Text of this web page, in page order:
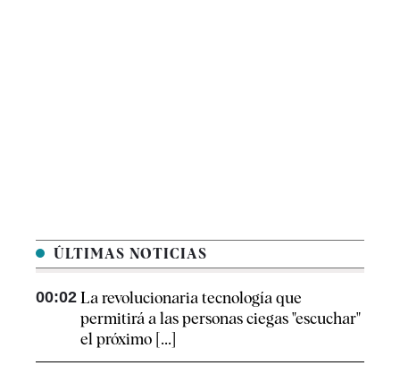
ÚLTIMAS NOTICIAS
00:02 La revolucionaria tecnología que
permitirá a las personas ciegas "escuchar"
el próximo [...]